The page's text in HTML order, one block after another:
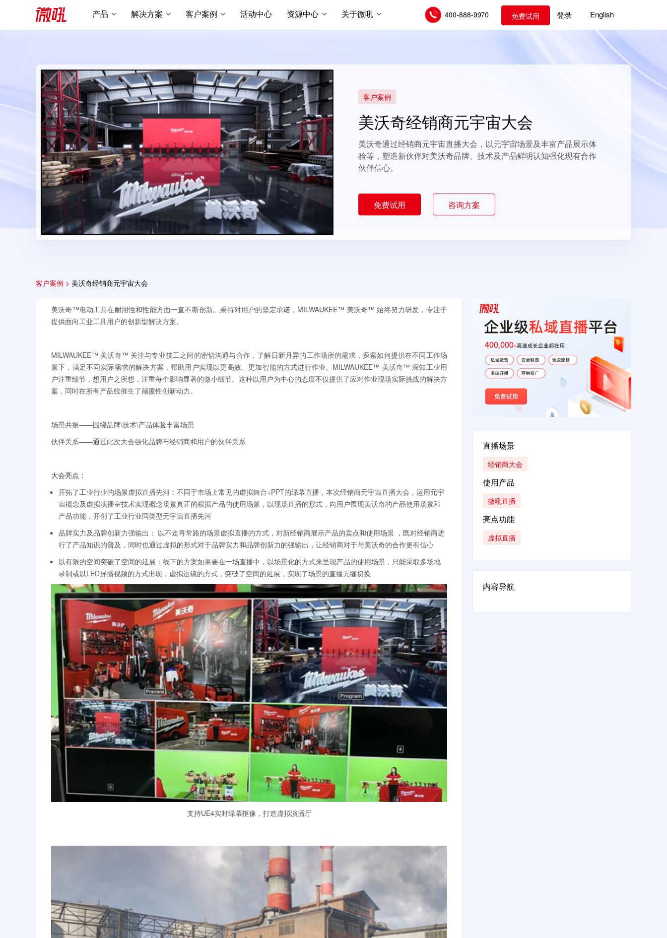
产品 解决方案 客户案例 活动中心 资源中心 关于微吼 400-888-9970 免费试用 登录 English
客户案例
美沃奇经销商元宇宙大会
美沃奇通过经销商元宇宙直播大会，以元宇宙场景及丰富产品展示体
验等，塑造新伙伴对美沃奇品牌、技术及产品鲜明认知强化现有合作
伙伴信心。
免费试用 咨询方案
客户案例 > 美沃奇经销商元宇宙大会
美沃奇™电动工具在耐用性和性能方面一直不断创新。秉持对用户的坚定承诺，MILWAUKEE™ 美沃奇™ 始终努力研发，专注于
提供面向工业工具用户的创新型解决方案。
MILWAUKEE™ 美沃奇™ 关注与专业技工之间的密切沟通与合作，了解日新月异的工作场所的需求，探索如何提供在不同工作场
景下，满足不同实际需求的解决方案，帮助用户实现以更高效、更加智能的方式进行作业。MILWAUKEE™ 美沃奇™ 深知工业用
户注重细节，想用户之所想，注重每个影响显著的微小细节。这种以用户为中心的态度不仅提供了应对作业现场实际挑战的解决方
案，同时在所有产品线催生了颠覆性创新动力。
场景共振——围绕品牌\技术\产品体验丰富场景
伙伴关系——通过此次大会强化品牌与经销商和用户的伙伴关系
大会亮点：
开拓了工业行业的场景虚拟直播先河：不同于市场上常见的虚拟舞台+PPT的绿幕直播，本次经销商元宇宙直播大会，运用元宇
宙概念及虚拟演播室技术实现概念场景真正的根据产品的使用场景，以现场直播的形式，向用户展现美沃奇的产品使用场景和
产品功能，开创了工业行业同类型元宇宙直播先河
品牌实力及品牌创新力强输出： 以不走寻常路的场景虚拟直播的方式，对新经销商展示产品的卖点和使用场景 ，既对经销商进
行了产品知识的普及，同时也通过虚拟的形式对于品牌实力和品牌创新力的强输出，让经销商对于与美沃奇的合作更有信心
以有限的空间突破了空间的延展：线下的方案如果要在一场直播中，以场景化的方式来呈现产品的使用场景，只能采取多场地
录制或以LED屏播视频的方式出现，虚拟运镜的方式，突破了空间的延展，实现了场景的直播无缝切换
支持UE4实时绿幕抠像，打造虚拟演播厅
直播场景
经销商大会
使用产品
微吼直播
亮点功能
虚拟直播
内容导航